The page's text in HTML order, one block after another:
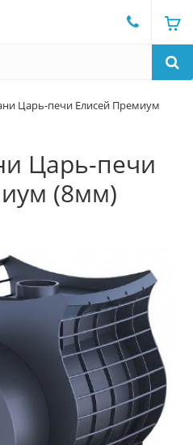
Царь-печи Елисей Премиум
Царь-печи
(8мм)